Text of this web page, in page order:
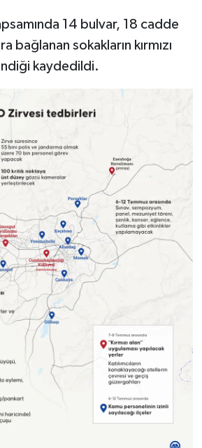
14 bulvar, 18 cadde
bağlanan sokakların kırmızı
kaydedildi.